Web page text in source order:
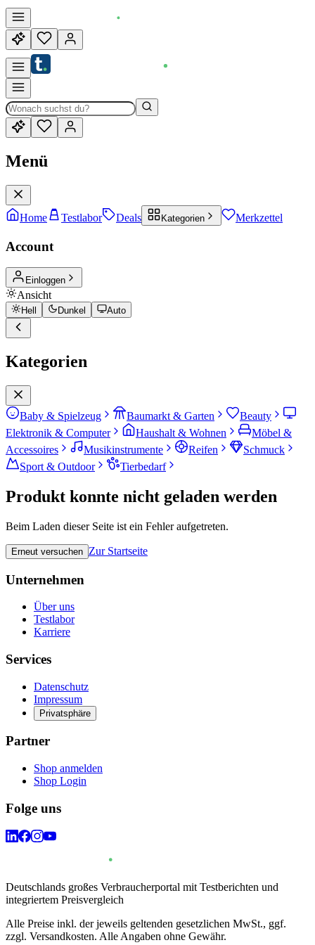
Menü
Home Testlabor Deals Kategorien Merkzettel
Account
Einloggen
Ansicht
Hell Dunkel Auto
Kategorien
Baby & Spielzeug Baumarkt & Garten
Beauty
Elektronik & Computer
Haushalt & Wohnen
Möbel &
Accessoires
Musikinstrumente Reifen
Schmuck
Sport & Outdoor
Tierbedarf
Produkt konnte nicht geladen werden
Beim Laden dieser Seite ist ein Fehler aufgetreten.
Erneut versuchen Zur Startseite
Unternehmen
Über uns
Testlabor
Karriere
Services
Datenschutz
Impressum
Privatsphäre
Partner
Shop anmelden
Shop Login
Folge uns
Deutschlands großes Verbraucherportal mit Testberichten und
integriertem Preisvergleich
Alle Preise inkl. der jeweils geltenden gesetzlichen MwSt., ggf.
zzgl. Versandkosten. Alle Angaben ohne Gewähr.